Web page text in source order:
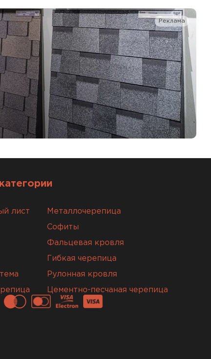
Реклама
лист Металлочерепица
Софиты
Фальцевая кровля
Гибкая черепица
Рулонная кровля
Цементно-песчаная черепица